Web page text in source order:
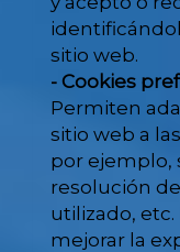
sitio web.
- Cookies
Permiten
sitio web a
por ejemplo,
resolución
utilizado,
mejorar la